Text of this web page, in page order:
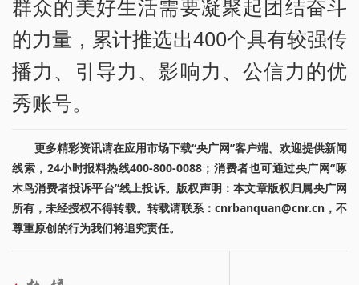
群众的美好生活需要凝聚起团结奋斗
的力量，累计推选出400个具有较强传
播力、引导力、影响力、公信力的优
秀账号。
更多精彩资讯请在应用市场下载“央广网”客户端。欢迎提供新闻
线索，24小时报料热线400-800-0088；消费者也可通过央广网“啄
木鸟消费者投诉平台”线上投诉。版权声明：本文章版权归属央广网
所有，未经授权不得转载。转载请联系：cnrbanquan@cnr.cn，不
尊重原创的行为我们将追究责任。